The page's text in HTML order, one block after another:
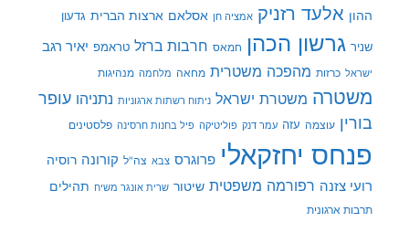
ההון אלעד רזניק אמציה חן אסלאם ארצות הברית גדעון
שניר גרשון הכהן חמאס חרבות ברזל טראמפ יאיר רגב
ישראל כרזות מהפכה משטרית מחאה מלחמה מנהיגות
משטרה משטרת ישראל ניתוח רשתות ארגוניות נתניהו עופר
בורין עוצמה עזה עמר דנק פוליטיקה פיל בחנות חרסינה פלסטינים
פנחס יחזקאלי פרוגרס צבא צה"ל קורונה רוסיה
רועי צזנה רפורמה משפטית שיטור שרית אונגר משיח תהילים
תרבות ארגונית